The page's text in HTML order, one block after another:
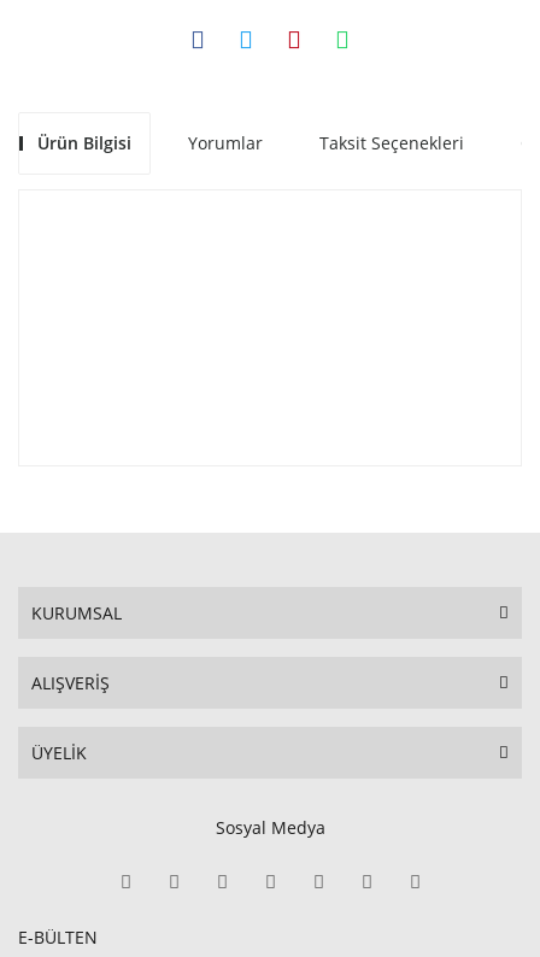
Ürün Bilgisi Yorumlar Taksit Seçenekleri
KURUMSAL
ALIŞVERİŞ
ÜYELİK
Sosyal Medya
E-BÜLTEN